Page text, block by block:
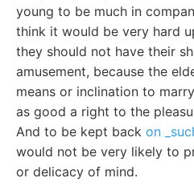
young to be much in
think it would be very hard
they should not have their
amusement, because the
means or inclination to
as good a right to the
And to be kept back on
would not be very likely to
or delicacy of mind.